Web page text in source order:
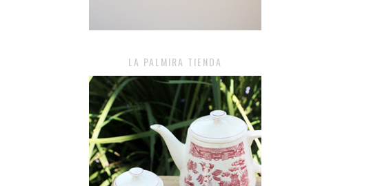
LA PALMIRA TIENDA